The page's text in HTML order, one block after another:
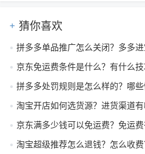
猜你喜欢
拼多多单品推广怎么关闭？多多进
京东免运费条件是什么？有什么技
拼多多处罚规则是怎么样的？哪些
淘宝开店如何选货源？进货渠道有
京东满多少钱可以免运费？免运费
淘宝超级推荐怎么退钱？怎么收费